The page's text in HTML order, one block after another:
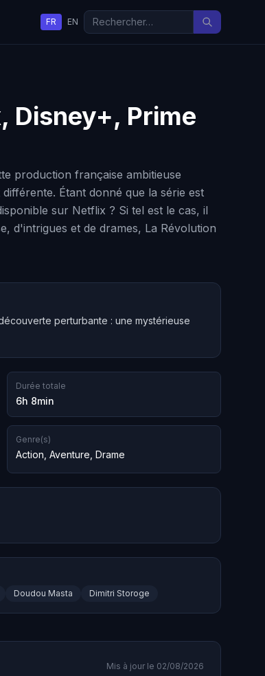
FR EN
Disney+, Prime
production française ambitieuse
Étant donné que la série est
sur Netflix ? Si tel est le cas, il
d'intrigues et de drames, La Révolution
perturbante : une mystérieuse
Durée totale
6h 8min
Genre(s)
Action Aventure Drame
Doudou Masta Dimitri Storoge
Mis à jour le 02/08/2026